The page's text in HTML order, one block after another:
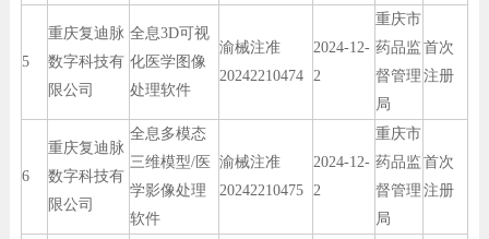
5
重庆复迪脉
数字科技有
限公司
全息3D可视
化医学图像
处理软件
渝械注准
20242210474
2024-12-
2
重庆市
药品监
督管理
局
首次
注册
6
重庆复迪脉
数字科技有
限公司
全息多模态
三维模型/医
学影像处理
软件
渝械注准
20242210475
2024-12-
2
重庆市
药品监
督管理
局
首次
注册